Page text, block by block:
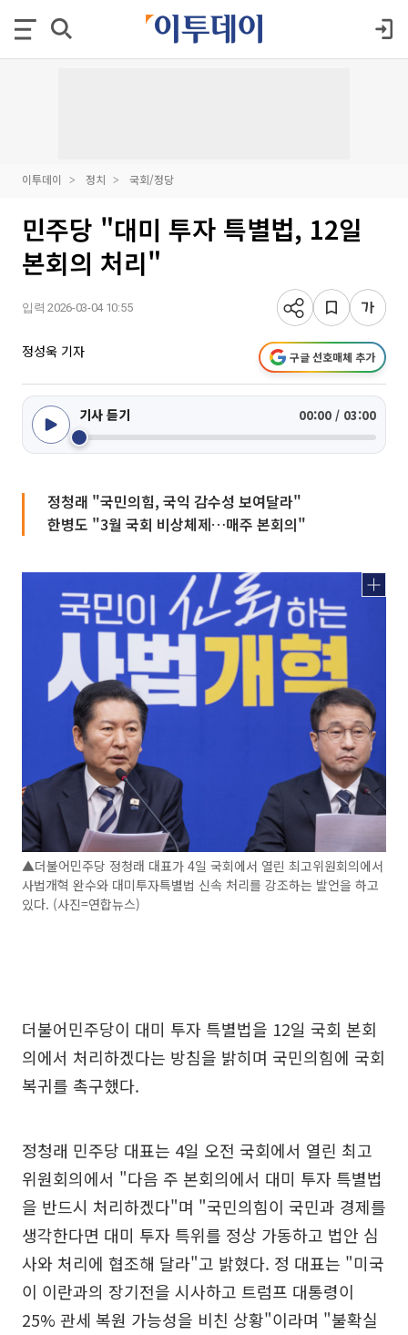
이투데이 정치 국회/정당
민주당 "대미 투자 특별법, 12일
본회의 처리"
입력 2026-03-04 10:55
정성욱 기자 구글 선호매체 추가
기사 듣기 00:00 / 03:00
정청래 "국민의힘, 국익 감수성 보여달라"
한병도 "3월 국회 비상체제…매주 본회의"
▲더불어민주당 정청래 대표가 4일 국회에서 열린 최고위원회의에서
사법개혁 완수와 대미투자특별법 신속 처리를 강조하는 발언을 하고
있다. (사진=연합뉴스)
더불어민주당이 대미 투자 특별법을 12일 국회 본회
의에서 처리하겠다는 방침을 밝히며 국민의힘에 국회
복귀를 촉구했다.
정청래 민주당 대표는 4일 오전 국회에서 열린 최고
위원회의에서 "다음 주 본회의에서 대미 투자 특별법
을 반드시 처리하겠다"며 "국민의힘이 국민과 경제를
생각한다면 대미 투자 특위를 정상 가동하고 법안 심
사와 처리에 협조해 달라"고 밝혔다. 정 대표는 "미국
이 이란과의 장기전을 시사하고 트럼프 대통령이
25% 관세 복원 가능성을 비친 상황"이라며 "불확실